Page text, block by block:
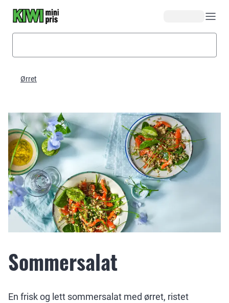
Ørret
Sommersalat
En frisk og lett sommersalat med ørret, ristet